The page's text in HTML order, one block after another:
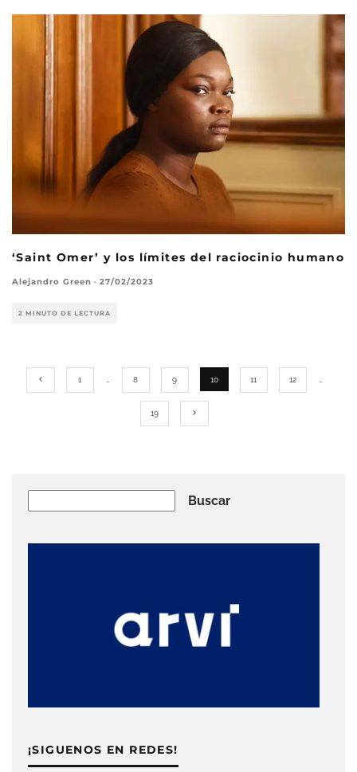
‘Saint Omer’ y los límites del raciocinio humano
Alejandro Green · 27/02/2023
2 MINUTO DE LECTURA
1 8 9 10 11 12
19
Buscar
¡SIGUENOS EN REDES!